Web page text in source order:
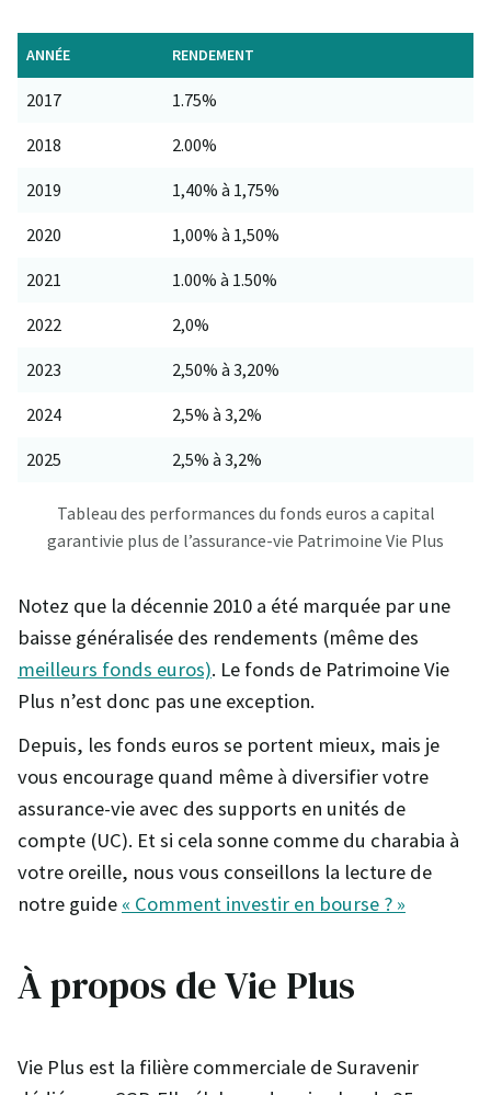
ANNÉE RENDEMENT
2017 1.75%
2018 2.00%
2019 1,40% à 1,75%
2020 1,00% à 1,50%
2021 1.00% à 1.50%
2022 2,0%
2023 2,50% à 3,20%
2024 2,5% à 3,2%
2025 2,5% à 3,2%
Tableau des performances du fonds euros a capital
garantivie plus de l’assurance-vie Patrimoine Vie Plus
Notez que la décennie 2010 a été marquée par une
baisse généralisée des rendements (même des
meilleurs fonds euros). Le fonds de Patrimoine Vie
Plus n’est donc pas une exception.
Depuis, les fonds euros se portent mieux, mais je
vous encourage quand même à diversifier votre
assurance-vie avec des supports en unités de
compte (UC). Et si cela sonne comme du charabia à
votre oreille, nous vous conseillons la lecture de
notre guide « Comment investir en bourse ? »
À propos de Vie Plus
Vie Plus est la filière commerciale de Suravenir